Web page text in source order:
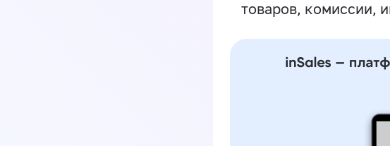
товаров, комиссии,